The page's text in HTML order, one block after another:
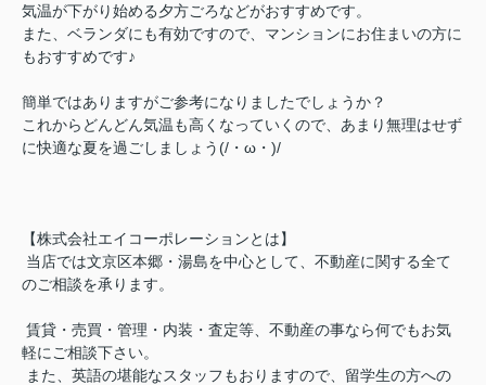
気温が下がり始める夕方ごろなどがおすすめです。
また、ベランダにも有効ですので、マンションにお住まいの方に
もおすすめです♪
簡単ではありますがご参考になりましたでしょうか？
これからどんどん気温も高くなっていくので、あまり無理はせず
に快適な夏を過ごしましょう(/・ω・)/
【株式会社エイコーポレーションとは】
当店では文京区本郷・湯島を中心として、不動産に関する全て
のご相談を承ります。
賃貸・売買・管理・内装・査定等、不動産の事なら何でもお気
軽にご相談下さい。
また、英語の堪能なスタッフもおりますので、留学生の方への